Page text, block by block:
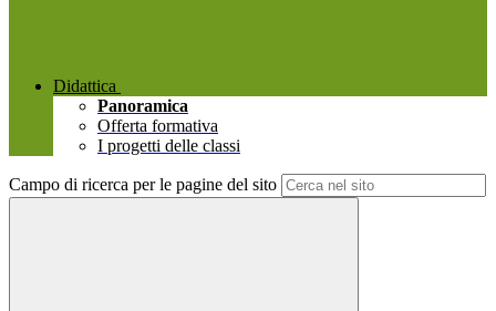
Didattica
Panoramica
Offerta formativa
I progetti delle classi
Campo di ricerca per le pagine del sito